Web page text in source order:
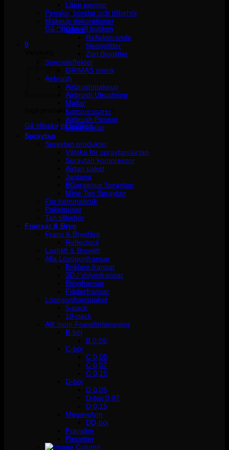
Inga produkter i varukorgen.
Gå tillbaka till butiken
0
Inga produkter i varukorgen.
Gå tillbaka till butiken
Läpp pennor
Penslar, borstar och tillbehör
Makeup dekorationer
Glitter
Reflekterande
Neonglitter
Ztirl Bioglitter
Specialeffekter
GRIMAS smink
Airbrush
Airbrushmakeup
Airbrush Utrustning
Mallar
Kompressorer
Airbrush Pennor
Reservdelar
Spraytan
Spraytan produkter
Vätska för spraytan/airtan
Spraytan kompressor
Airtan paket
Jantana
BGorgeous Spraytan
Mine Tan Spraytan
För hemmabruk
Paketpriser
Tan tillbehör
Fransar & Bryn
Frans & Brynfärg
Reflectocil
Lashlift & Browlift
Alla Lösögonfransar
Enklare fransar
3D / Volymfransar
Blingfransar
Fjäderfransar
Lösögonfranspaket
5-pack
10-pack
Allt inom Fransförlängning
B-böj
B 0.05
C-böj
C 0,05
C 0,07
C 0,15
D-böj
D 0,05
D-böj 0,07
D 0,15
Megavolym
DD-böj
Franslim
Pincetter